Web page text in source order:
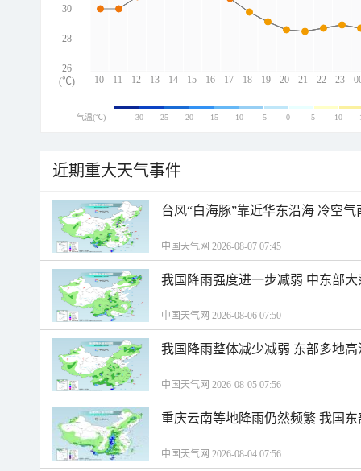
10 11 12 13 14 15 16 17 18 19 20 21 22 23
30
28
26
(℃)
气温(℃) -30 -25 -20 -15 -10 -5 0 5 10
近期重大天气事件
台风“白海豚”靠近华东沿海 冷空
中国天气网 2026-08-07 07:45
我国降雨强度进一步减弱 中东部
中国天气网 2026-08-06 07:50
我国降雨整体减少减弱 东部多地
中国天气网 2026-08-05 07:56
重庆云南等地降雨仍然频繁 我国
中国天气网 2026-08-04 07:56